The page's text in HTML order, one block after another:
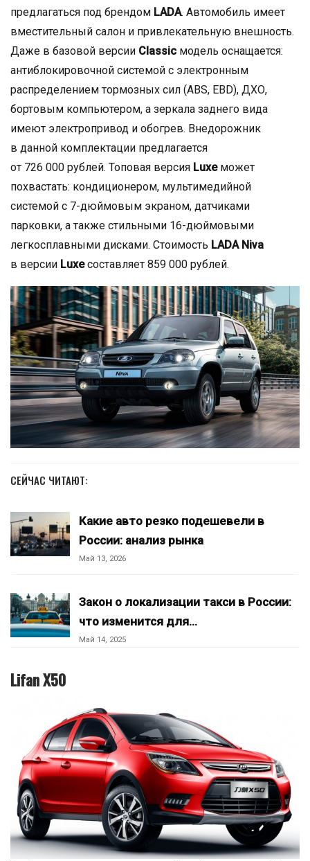
предлагаться под брендом LADA. Автомобиль имеет
вместительный салон и привлекательную внешность.
Даже в базовой версии Classic модель оснащается:
антиблокировочной системой с электронным
распределением тормозных сил (ABS, EBD), ДХО,
бортовым компьютером, а зеркала заднего вида
имеют электропривод и обогрев. Внедорожник
в данной комплектации предлагается
от 726 000 рублей. Топовая версия Luxeможет
похвастать: кондиционером, мультимедийной
системой с 7-дюймовым экраном, датчиками
парковки, а также стильными 16-дюймовыми
легкосплавными дисками. Стоимость LADA Niva
в версии Luxeсоставляет 859 000 рублей.
СЕЙЧАС ЧИТАЮТ:
Какие авто резко подешевели в
России: анализ рынка
Май 13, 2026
Закон о локализации такси в России:
что изменится для…
Май 14, 2025
Lifan X50